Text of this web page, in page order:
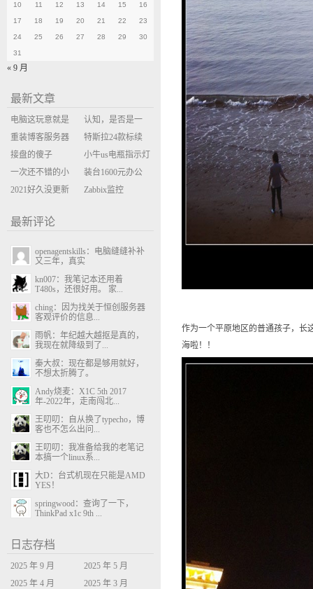
作为一个平原地区的普通孩子，长
海啦！！
10 11 12 13 14 15 16
17 18 19 20 21 22 23
24 25 26 27 28 29 30
31
« 9 月
最新文章
电脑这玩意就是
缝缝补补的事
认知，是否是一
座大山？当架构
决策变成配置清
单比价
重装博客服务器
环境
特斯拉24款标续
Model Y 2万公里
使用体验
接盘的傻子
小牛us电瓶指示灯
闪三次不上电
一次还不错的小
米售后体验
装台1600元办公
主机
2021好久没更新
Zabbix监控
最新评论
openagentskills：电脑缝缝补补
又三年，真实
kn007：我笔记本还用着
T480s，还很好用。 家...
ching：因为找关于恒创服务器
客观评价的信息...
雨帆：年纪越大越抠是真的，
我现在就降级到了...
秦大叔：现在都是够用就好，
不想太折腾了。
Andy烧麦：X1C 5th 2017
年-2022年，走南闯北...
王叨叨：自从换了typecho，博
客也不怎么出问...
王叨叨：我准备给我的老笔记
本搞一个linux系...
大D：台式机现在只能是AMD
YES！
springwood：查询了一下，
ThinkPad x1c 9th ...
日志存档
2025 年 9 月
2025 年 5 月
2025 年 4 月
2025 年 3 月